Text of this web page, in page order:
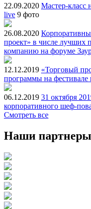
22.09.2020 Мастер-класс
live 9 фото
26.08.2020
проект» в числе лучших
компанию на форуме
12.12.2019 «Торговый
программы на
06.12.2019 31 октября
корпоративного шеф-
Смотреть все
Наши партнеры